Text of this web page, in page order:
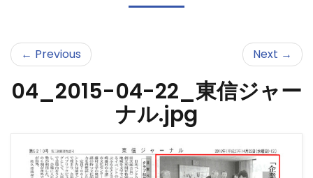
← Previous Next →
04_2015-04-22_東信ジャー
ナル.jpg